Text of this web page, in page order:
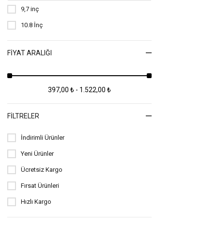
11 inç iPad Pro (4. Nesil) Ekran Koruyucuları
iPad Pro 11 2025 Ekran Koruyucuları
iPad Air 11 inç 2025 M3 Ekran Koruyucuları
iPad (10. Nesil) Ekran Koruyucuları
iPad (9. Nesil) Ekran Koruyucuları
iPad 3 Ekran Koruyucuları
iPad 4 Ekran Koruyucuları
iPad Air 10.9 2022 (4. Nesil) Ekran Koruyucuları
iPad Air 10.9 2022 (5. Nesil) Ekran Koruyucuları
iPad Air 12.9 2022 M2 Ekran Koruyucuları
9,7 inç
10.8 İnç
FIYAT ARALIĞI
397,00 ₺ - 1.522,00 ₺
FILTRELER
İndirimli Ürünler
Yeni Ürünler
Ücretsiz Kargo
Fırsat Ürünleri
Hızlı Kargo